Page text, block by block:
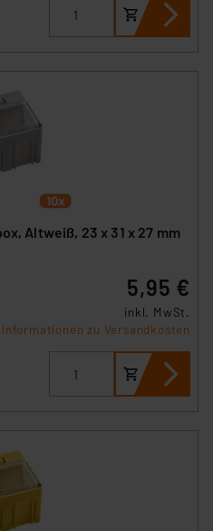
Altweiß, 23 x 31 x 27 mm
5,95 €
inkl. MwSt.
Informationen zu Versandkosten